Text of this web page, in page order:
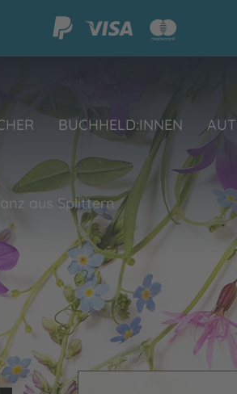
BUCHHELD:INNEN
aus Splittern